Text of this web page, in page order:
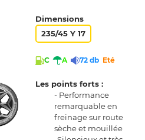
Dimensions
235/45 Y 17
C A 72 db Eté
Les points forts :
- Performance
remarquable en
freinage sur route
sèche et mouillée